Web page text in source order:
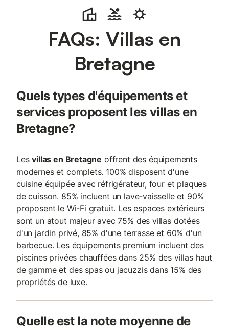
FAQs: Villas en
Bretagne
Quels types d'équipements et
services proposent les villas en
Bretagne?
Lesvillas en Bretagne offrent des équipements
modernes et complets. 100% disposent d'une
cuisine équipée avec réfrigérateur, four et plaques
de cuisson. 85% incluent un lave-vaisselle et 90%
proposent le Wi-Fi gratuit. Les espaces extérieurs
sont un atout majeur avec 75% des villas dotées
d'un jardin privé, 85% d'une terrasse et 60% d'un
barbecue. Les équipements premium incluent des
piscines privées chauffées dans 25% des villas haut
de gamme et des spas ou jacuzzis dans 15% des
propriétés de luxe.
Quelle est la note moyenne de